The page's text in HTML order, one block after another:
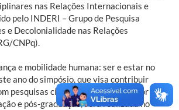
nas Relações Internacionais e
pelo INDERI – Grupo de Pesquisa
e Decolonialidade nas Relações
CNPq).
e mobilidade humana: ser e estar no
ano do simpósio, que visa contribuir
pesquisas científicas produzidas por
e pós-graduação, será realizada no